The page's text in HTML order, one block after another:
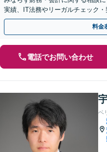
実績、IT法務やリーガルチェック
ついてお気軽にご相談ください
料金
電話でお問い合わせ
ベ